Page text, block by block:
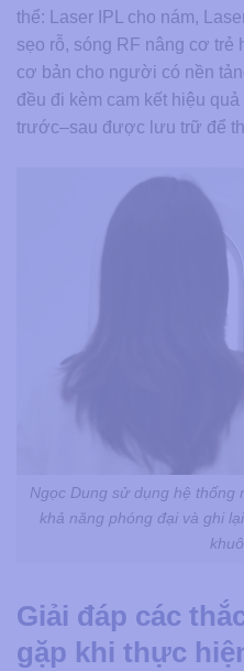
thể: Laser IPL cho nám,
sẹo rỗ, sóng RF nâng cơ trẻ
cơ bản cho người có nền
đều đi kèm cam kết hiệu
trước–sau được lưu trữ để
Ngọc Dung sử dụng hệ thống
khả năng phóng đại và ghi
Giải đáp các
gặp khi thực